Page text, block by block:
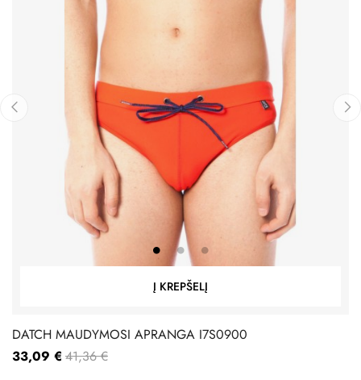
Į KREPŠELĮ
DATCH MAUDYMOSI APRANGA I7S0900
33,09 € 41,36 €